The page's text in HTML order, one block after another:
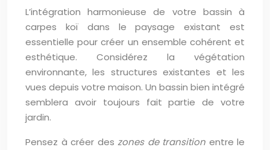
L’intégration harmonieuse de votre bassin à
carpes koï dans le paysage existant est
essentielle pour créer un ensemble cohérent et
esthétique. Considérez la végétation
environnante, les structures existantes et les
vues depuis votre maison. Un bassin bien intégré
semblera avoir toujours fait partie de votre
jardin.
Pensez à créer des zones de transition entre le